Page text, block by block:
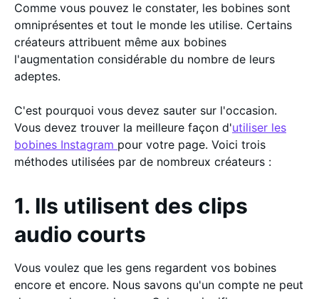
Comme vous pouvez le constater, les bobines sont
omniprésentes et tout le monde les utilise. Certains
créateurs attribuent même aux bobines
l'augmentation considérable du nombre de leurs
adeptes.
C'est pourquoi vous devez sauter sur l'occasion.
Vous devez trouver la meilleure façon d'utiliser les
bobines Instagram pour votre page. Voici trois
méthodes utilisées par de nombreux créateurs :
1. Ils utilisent des clips
audio courts
Vous voulez que les gens regardent vos bobines
encore et encore. Nous savons qu'un compte ne peut